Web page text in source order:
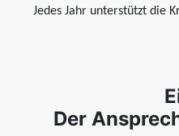
Jedes Jahr unterstützt die
Der